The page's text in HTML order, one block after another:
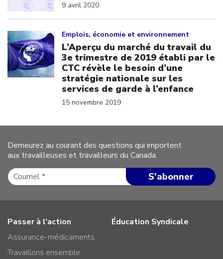
9 avril 2020
Emplois, économie et environnement
L’Aperçu du marché du travail du
3e trimestre de 2019 établi par le
CTC révèle le besoin d’une
stratégie nationale sur les
services de garde à l’enfance
15 novembre 2019
Demeurez au courant des questions qui importent
aux travailleuses et travailleurs du Canada.
Passer à l’action
Assurance-médicaments
Travaillons ensemble
Éducation Syndicale